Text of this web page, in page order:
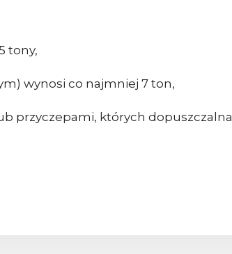
tony,
wynosi co najmniej 7 ton,
przyczepami, których dopuszczalna